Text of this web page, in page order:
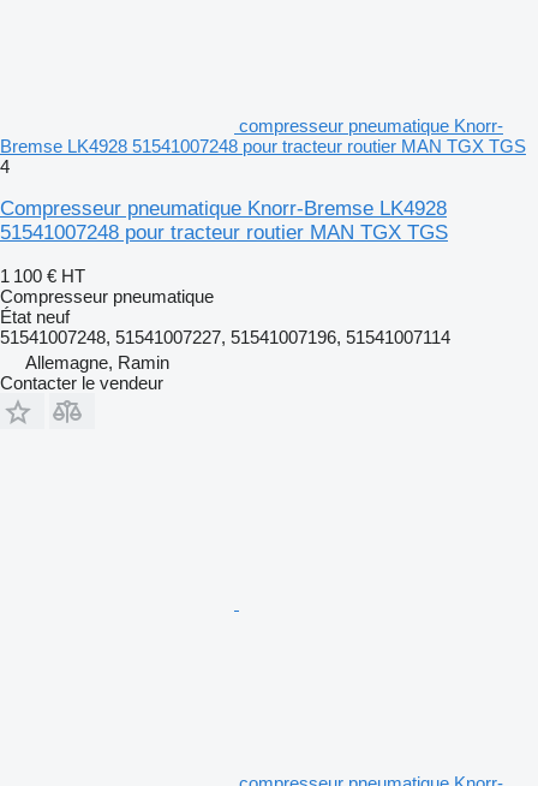
compresseur pneumatique Knorr-
Bremse LK4928 51541007248 pour tracteur routier MAN TGX TGS
4
Compresseur pneumatique Knorr-Bremse LK4928
51541007248 pour tracteur routier MAN TGX TGS
1 100 € HT
Compresseur pneumatique
État neuf
51541007248, 51541007227, 51541007196, 51541007114
Allemagne, Ramin
Contacter le vendeur